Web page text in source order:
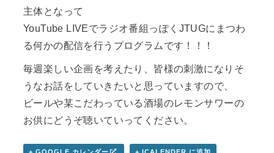
主体となって
YouTube LIVEでラジオ番組っぽくJTUGにまつわ
る何かの配信を行うプログラムです！！！
毎週楽しい企画を考えたり、皆様の刺激になりそ
うなお話をしていきたいと思っていますので、
ビールや某こだわっている酒場のレモンサワーの
お供にどうぞ聴いていってください。